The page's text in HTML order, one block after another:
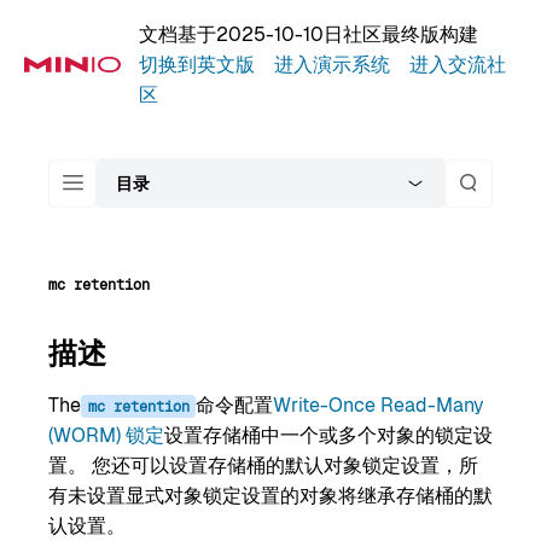
文档基于2025-10-10日社区最终版构建
切换到英文版
进入演示系统
进入交流社
区
目录
mc retention
描述
The mc retention 命令配置Write-Once Read-Many
(WORM) 锁定设置存储桶中一个或多个对象的锁定设
置。 您还可以设置存储桶的默认对象锁定设置，所
有未设置显式对象锁定设置的对象将继承存储桶的默
认设置。